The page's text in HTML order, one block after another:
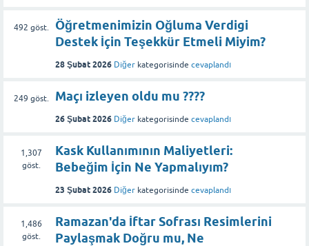
492 göst.
Öğretmenimizin Oğluma Verdigi
Destek İçin Teşekkür Etmeli Miyim?
28 Şubat 2026 Diğer kategorisinde cevaplandı
249 göst. Maçı izleyen oldu mu ????
26 Şubat 2026 Diğer kategorisinde cevaplandı
1,307
göst.
Kask Kullanımının Maliyetleri:
Bebeğim İçin Ne Yapmalıyım?
23 Şubat 2026 Diğer kategorisinde cevaplandı
1,486
göst.
Ramazan'da İftar Sofrası Resimlerini
Paylaşmak Doğru mu, Ne